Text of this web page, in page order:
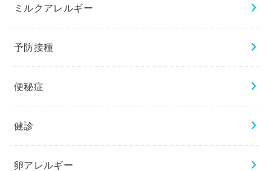
ミルクアレルギー
予防接種
便秘症
健診
卵アレルギー